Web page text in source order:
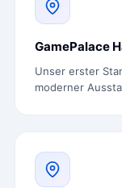
GamePalace
Unser erster
moderner